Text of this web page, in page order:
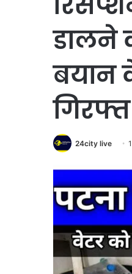
डालने
बयान
24city live